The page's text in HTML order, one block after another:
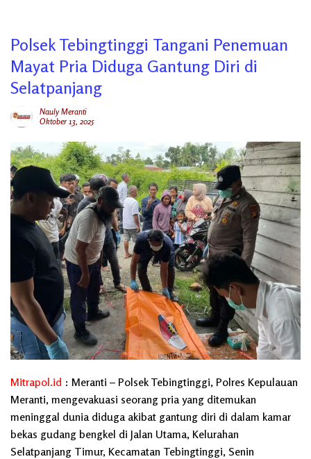
Polsek Tebingtinggi Tangani Penemuan
Mayat Pria Diduga Gantung Diri di
Selatpanjang
Nauly Meranti
Oktober 13, 2025
Mitrapol.id : Meranti – Polsek Tebingtinggi, Polres Kepulauan
Meranti, mengevakuasi seorang pria yang ditemukan
meninggal dunia diduga akibat gantung diri di dalam kamar
bekas gudang bengkel di Jalan Utama, Kelurahan
Selatpanjang Timur, Kecamatan Tebingtinggi, Senin